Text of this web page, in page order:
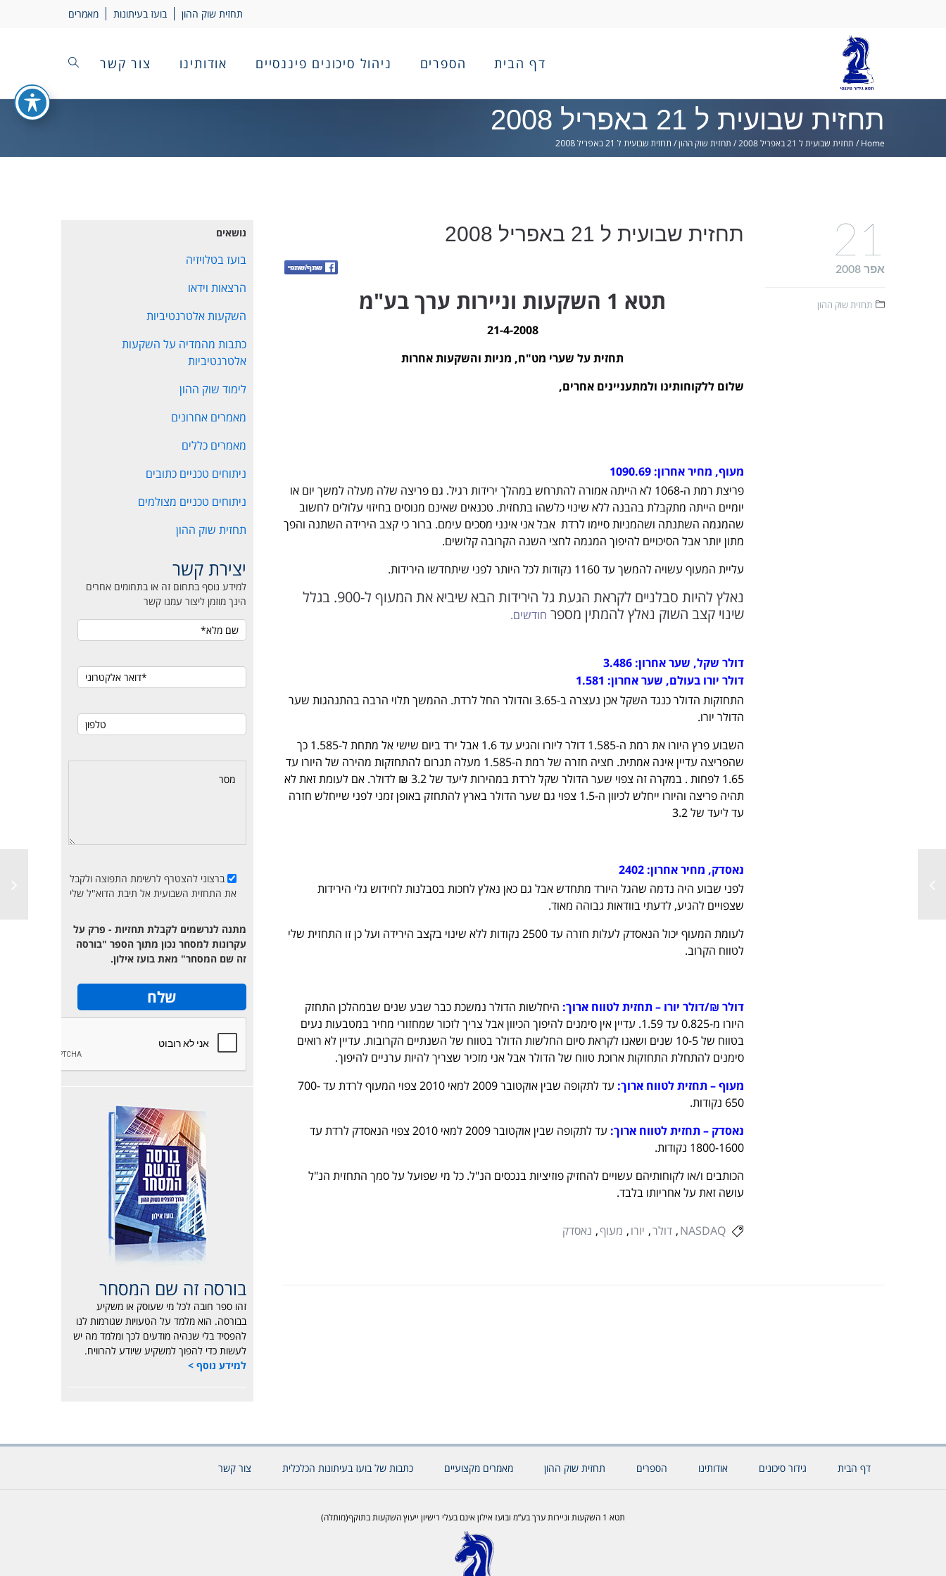
תחזית שוק ההון בועז בעיתונות מאמרים
דף הבית הספרים ניהול סיכונים פיננסיים אודותינו צור קשר
תחזית שבועית ל 21 באפריל 2008
Home
/ תחזית שבועית ל 21 באפריל 2008 / תחזית שוק ההון/ תחזית שבועית ל 21 באפריל 2008
תחזית שבועית ל 21 באפריל 2008
תטא 1 השקעות וניירות ערך בע"מ
21-4-2008
תחזית על שערי מט"ח, מניות והשקעות אחרות
שלום ללקוחותינו ולמתעניינים אחרים,
מעוף, מחיר אחרון: 1090.69
פריצת רמת ה-1068 לא הייתה אמורה להתרחש במהלך ירידות רגיל. גם פריצה שלה מעלה למשך יום או
יומיים הייתה מתקבלת בהבנה ללא שינוי כלשהו בתחזית. טכנאים שאינם מנוסים בחיזוי עלולים לחשוב
שהמגמה השתנתה ושהמניות סיימו לרדת אבל אני אינני מסכים עימם. ברור כי קצב הירידה השתנה והפך
מתון יותר אבל הסיכויים להיפוך המגמה לחצי השנה הקרובה קלושים.
עליית המעוף עשויה להמשך עד 1160 נקודות לכל היותר לפני שיתחדשו הירידות.
נאלץ להיות סבלניים לקראת הגעת גל הירידות הבא שיביא את המעוף ל-900. בגלל
שינוי קצב השוק נאלץ להמתין מספר חודשים.
דולר שקל, שער אחרון: 3.486
דולר יורו בעולם, שער אחרון: 1.581
התחזקות הדולר כנגד השקל אכן נעצרה ב-3.65 והדולר החל לרדת. ההמשך תלוי הרבה בהתנהגות שער
הדולר יורו.
השבוע פרץ היורו את רמת ה-1.585 דולר ליורו והגיע עד 1.6 אבל ירד ביום שישי אל מתחת ל-1.585 כך
שהפריצה עדיין אינה אמתית. חציה חזרה של רמת ה-1.585 מעלה תגרום להתחזקות מהירה של היורו עד
1.65 לפחות . במקרה זה צפוי שער הדולר שקל לרדת במהירות ליעד של 3.2 ₪ לדולר. אם לעומת זאת לא
תהיה פריצה והיורו ייחלש לכיוון ה-1.5 צפוי גם שער הדולר בארץ להתחזק באופן זמני לפני שייחלש חזרה
עד ליעד של 3.2
נאסדק, מחיר אחרון: 2402
לפני שבוע היה נדמה שהגל היורד מתחדש אבל גם כאן נאלץ לחכות בסבלנות לחידוש גלי הירידות
שצפויים להגיע, לדעתי בוודאות גבוהה מאוד.
לעומת המעוף יכול הנאסדק לעלות חזרה עד 2500 נקודות ללא שינוי בקצב הירידה ועל כן זו התחזית שלי
לטווח הקרוב.
דולר ₪/דולר יורו – תחזית לטווח ארוך: היחלשות הדולר נמשכת כבר שבע שנים שבמהלכן התחזק
היורו מ-0.825 עד 1.59. עדיין אין סימנים להיפוך הכיוון אבל צריך לזכור שמחזורי מחיר במטבעות נעים
בטווח של 10-5 שנים ושאנו לקראת סיום החלשות הדולר בטווח של השנתיים הקרובות. עדיין לא רואים
סימנים להתחלת התחזקות ארוכת טווח של הדולר אבל אני מזכיר שצריך להיות ערניים להיפוך.
מעוף – תחזית לטווח ארוך:
עד לתקופה שבין אוקטובר 2009 למאי 2010 צפוי המעוף לרדת עד 700-
650 נקודות.
נאסדק – תחזית לטווח ארוך:
עד לתקופה שבין אוקטובר 2009 למאי 2010 צפוי הנאסדק לרדת עד
1800-1600 נקודות.
הכותבים ו/או לקוחותיהם עשויים להחזיק פוזיציות בנכסים הנ"ל. כל מי שפועל על סמך התחזית הנ"ל
עושה זאת על אחריותו בלבד.
NASDAQ דולר יורו מעוף נאסדק
21
אפר 2008
תחזית שוק ההון
נושאים
בועז בטלויזיה
הרצאות וידאו
השקעות אלטרנטיביות
כתבות מהמדיה על השקעות
אלטרנטיביות
לימוד שוק ההון
מאמרים אחרונים
מאמרים כללים
ניתוחים טכניים כתובים
ניתוחים טכניים מצולמים
תחזית שוק ההון
יצירת קשר
למידע נוסף בתחום זה או בתחומים אחרים
הינך מוזמן ליצור עמנו קשר
ברצוני להצטרף לרשימת התפוצה ולקבל
את התחזית השבועית אל תיבת הדוא"ל שלי
מתנה לנרשמים לקבלת תחזיות - פרק על
עקרונות למסחר נכון מתוך הספר "בורסה
זה שם המסחר" מאת בועז אילון.
בורסה זה שם המסחר
זהו ספר חובה לכל מי שעוסק או משקיע
בבורסה. הוא מלמד על הטעויות שגורמות לנו
להפסיד בלי שנהיה מודעים לכך ומלמד מה יש
לעשות כדי להפוך למשקיע שיודע להרוויח.
למידע נוסף >
דף הבית גידור סיכונים אודותינו הספרים תחזית שוק ההון מאמרים מקצועיים כתבות של בועז בעיתונות הכלכלית צור קשר
תטא 1 השקעות וניירות ערך בע”מ ובועז אילון אינם בעלי רישיון ייעוץ השקעות בתוקף(מותלה)